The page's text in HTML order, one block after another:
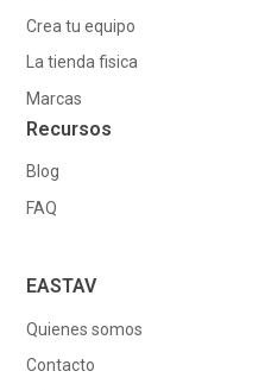
Crea tu equipo
La tienda fisica
Marcas
Recursos
Blog
FAQ
EASTAV
Quienes somos
Contacto